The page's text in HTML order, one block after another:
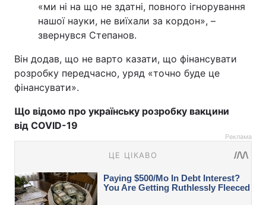
«ми ні на що не здатні, повного ігнорування
нашої науки, не виїхали за кордон», –
звернувся Степанов.
Він додав, що не варто казати, що фінансувати
розробку передчасно, уряд «точно буде це
фінансувати».
Що відомо про українську розробку вакцини
від COVID-19
Реклама